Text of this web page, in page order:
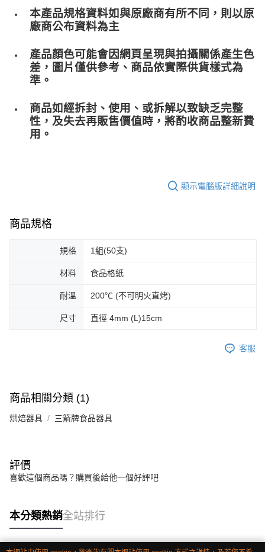
本產品規格資料如與原廠商有所不同，則以原
廠商公布資料為主
產品顏色可能會因網頁呈現與拍攝關係產生色
差，圖片僅供參考、商品依實際供貨樣式為
準。
商品如經拆封、使用、或拆解以致缺乏完整
性，及失去再販售價值時，將酌收商品整﻿新費
用。
顯示電腦版詳細說明
商品規格
規格 1組(50支)
材料 食品格紙
耐溫 200℃ (不可明火直烤)
尺寸 直徑 4mm (L)15cm
客服
商品相關分類 (1)
烘焙器具 三箭牌食品器具
評價
喜歡這個商品嗎？購買後給他一個好評吧
本分類熱銷全站排行